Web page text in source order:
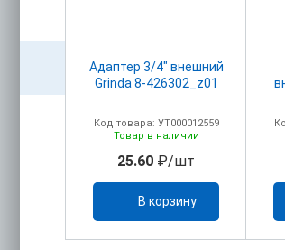
Адаптер 3/4" внешний
Grinda 8-426302_z01
Код товара: УТ000012559
Товар в наличии
25.60 ₽/шт
В корзину